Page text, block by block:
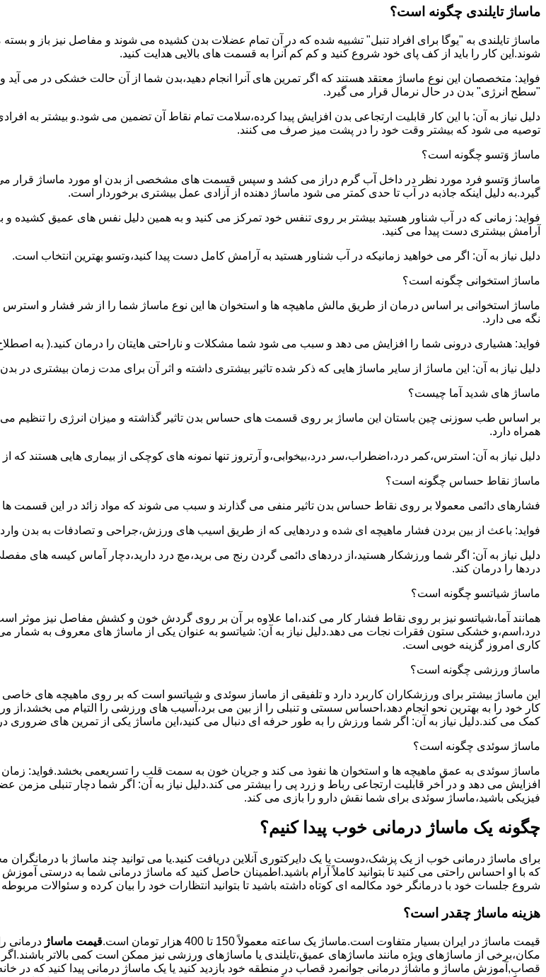
ماساژ تایلندی چگونه است؟
ماساژ تایلندی به "یوگا برای افراد تنبل" تشبیه شده که در آن تمام عضلات بدن کشیده می شوند و مفاصل نیز باز و
شوند.این کار را باید از کف پای خود شروع کنید و کم کم آنرا به قسمت های بالایی هدایت کنید.
فواید: متخصصان این نوع ماساژ معتقد هستند که اگر تمرین های آنرا انجام دهید،بدن شما از آن حالت خشکی در می آید و
"سطح انرژی" بدن در حال نرمال قرار می گیرد.
دلیل نیاز به آن: با این کار قابلیت ارتجاعی بدن افزایش پیدا کرده،سلامت تمام نقاط آن تضمین می شود.و بیشتر به
توصیه می شود که بیشتر وقت خود را در پشت میز صرف می کنند.
ماساژ وَتسو چگونه است؟
ماساژ وَتسو فرد مورد نظر در داخل آب گرم دراز می کشد و سپس قسمت های مشخصی از بدن او مورد ماساژ قرار
گیرد.به دلیل اینکه جاذبه در آب تا حدی کمتر می شود ماساژ دهنده از آزادی عمل بیشتری برخوردار است.
فواید: زمانی که در آب شناور هستید بیشتر بر روی تنفس خود تمرکز می کنید و به همین دلیل نفس های عمیق کشیده و
آرامش بیشتری دست پیدا می کنید.
دلیل نیاز به آن: اگر می خواهید زمانیکه در آب شناور هستید به آرامش کامل دست پیدا کنید،وتسو بهترین انتخاب است.
ماساژ استخوانی چگونه است؟
ماساژ استخوانی بر اساس درمان از طریق مالش ماهیچه ها و استخوان ها این نوع ماساژ شما را از شر فشار و
نگه می دارد.
فواید: هشیاری درونی شما را افزایش می دهد و سبب می شود شما مشکلات و ناراحتی هایتان را درمان کنید.( به
دلیل نیاز به آن: این ماساژ از سایر ماساژ هایی که ذکر شده تاثیر بیشتری داشته و اثر آن برای مدت زمان بیشتری در
ماساژ های شدید آما چیست؟
بر اساس طب سوزنی چین باستان این ماساژ بر روی قسمت های حساس بدن تاثیر گذاشته و میزان انرژی را تنظیم می
همراه دارد.
دلیل نیاز به آن: استرس،کمر درد،اضطراب،سر درد،بیخوابی،و آرتروز تنها نمونه های کوچکی از بیماری هایی هستند که
ماساژ نقاط حساس چگونه است؟
فشارهای دائمی معمولا بر روی نقاط حساس بدن تاثیر منفی می گذارند و سبب می شوند که مواد زائد در این قسمت
فواید: باعث از بین بردن فشار ماهیچه ای شده و دردهایی که از طریق اسیب های ورزش،جراحی و تصادفات به بدن
دلیل نیاز به آن: اگر شما ورزشکار هستید،از دردهای دائمی گردن رنج می برید،مچ درد دارید،دچار آماس کیسه های
دردها را درمان کند.
ماساژ شیاتسو چگونه است؟
همانند آما،شیاتسو نیز بر روی نقاط فشار کار می کند،اما علاوه بر آن بر روی گردش خون و کشش مفاصل نیز موثر
درد،اسم،و خشکی ستون فقرات نجات می دهد.دلیل نیاز به آن: شیاتسو به عنوان یکی از ماساژ های معروف به شمار
کاری امروز گزینه خوبی است.
ماساژ ورزشی چگونه است؟
این ماساژ بیشتر برای ورزشکاران کاربرد دارد و تلفیقی از ماساز سوئدی و شیاتسو است که بر روی ماهیچه های
کار خود را به بهترین نحو انجام دهد،احساس سستی و تنبلی را از بین می برد،آسیب های ورزشی را التیام می
کمک می کند.دلیل نیاز به آن: اگر شما ورزش را به طور حرفه ای دنبال می کنید،این ماساژ یکی از تمرین های
ماساژ سوئدی چگونه است؟
ماساژ سوئدی به عمق ماهیچه ها و استخوان ها نفوذ می کند و جریان خون به سمت قلب را تسریعمی بخشد.فواید: زمان
افزایش می دهد و در آخر قابلیت ارتجاعی رباط و زرد پی را بیشتر می کند.دلیل نیاز به آن: اگر شما دچار تنبلی
فیزیکی باشید،ماساژ سوئدی برای شما نقش دارو را بازی می کند.
چگونه یک ماساژ درمانی خوب پیدا کنیم؟
برای ماساژ درمانی خوب از یک پزشک،دوست یا یک دایرکتوری آنلاین دریافت کنید.یا می توانید چند ماساژ با
که با او احساس راحتی می کنید تا بتوانید کاملاً آرام باشید.اطمینان حاصل کنید که ماساژ درمانی شما به درستی
شروع جلسات خود با درمانگر خود مکالمه ای کوتاه داشته باشید تا بتوانید انتظارات خود را بیان کرده و سئوالات مربوطه
هزینه ماساژ چقدر است؟
قیمت ماساژ در ایران بسیار متفاوت است.ماساژ یک ساعته معمولاً 150 تا 400 هزار تومان است. قیمت ماساژ درمانی
مکان،برخی از ماساژهای ویژه مانند ماساژهای عمیق،تایلندی یا ماساژهای ورزشی نیز ممکن است کمی بالاتر باشند.اگر
قصاب,آموزش ماساژ و ماشاژ درمانی جوانمرد قصاب در منطقه خود بازدید کنید یا یک ماساژ درمانی پیدا کنید که در